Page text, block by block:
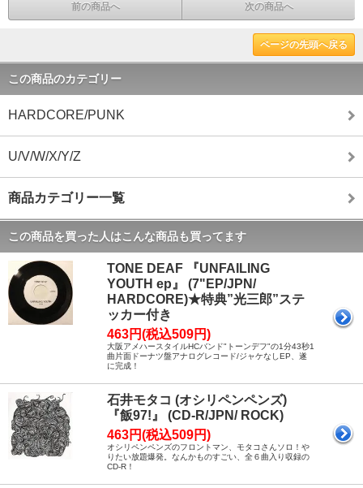
前の商品へ 次の商品へ
ページの先頭へ戻る
この商品のカテゴリー
HARDCORE/PUNK
U/V/W/X/Y/Z
商品カテゴリー一覧
この商品を買った人はこんな商品も買ってます
TONE DEAF 『UNFAILING
YOUTH ep』 (7"EP/JPN/
HARDCORE)★特典”光三郎”ステ
ッカー付き
463円(税込509円)
大阪アメハースタイルHCバンド"トーンデフ"の1分43秒1
曲片面ドーナツ盤アナログレコード/ジャケなしEP、遂
に完成！
石井モタコ (オシリペンペンズ)
『飯97!』 (CD-R/JPN/ ROCK)
463円(税込509円)
オシリペンペンズのフロントマン、モタコさんソロ！や
りたい放題爆発。なんかものすごい、全６曲入り収録の
CD-R！